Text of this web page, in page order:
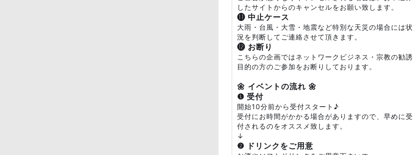
したサイトからのキャンセルをお願い致します。
⓫ 中止ケース
大雨・台風・大雪・地震など特別な天災の場合には状
況を判断してご連絡させて頂きます。
⓬ お断り
こちらの企画ではネットワークビジネス・宗教の勧誘
目的の方のご参加をお断りしております。
🌼 イベントの流れ 🌼
❶ 受付
開始10分前から受付スタート♪
受付にお時間がかかる場合がありますので、早めに受
付されるのをオススメ致します。
↓
❷ ドリンクをご用意